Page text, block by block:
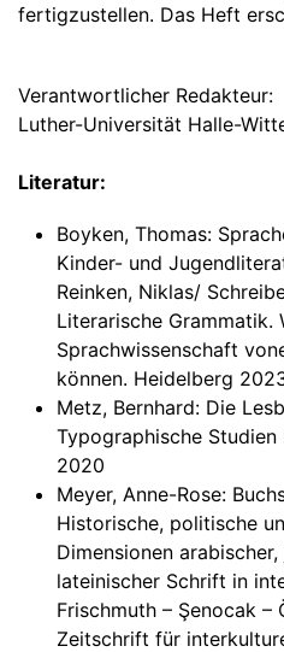
fertigzustellen. Das Heft
Verantwortlicher
Luther-Universität Halle-
Literatur:
Boyken, Thomas:
Kinder- und
Reinken, Niklas/
Literarische Grammatik.
Sprachwissenschaft
können. Heidelberg
Metz, Bernhard: Die
Typographische
2020
Meyer, Anne-Rose:
Historische, politische
Dimensionen
lateinischer Schrift in
Frischmuth – Şenocak –
Zeitschrift für